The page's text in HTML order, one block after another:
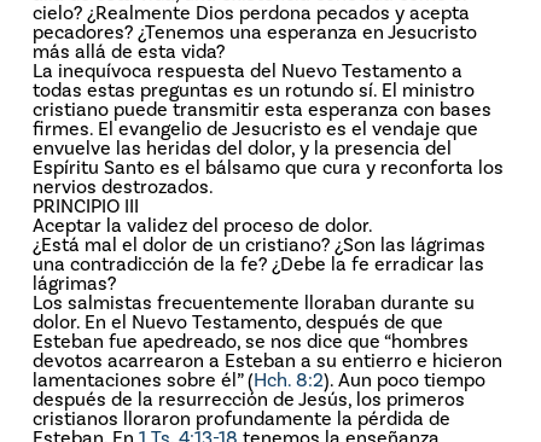
cielo? ¿Realmente Dios perdona pecados y acepta
pecadores? ¿Tenemos una esperanza en Jesucristo
más allá de esta vida?
La inequívoca respuesta del Nuevo Testamento a
todas estas preguntas es un rotundo sí. El ministro
cristiano puede transmitir esta esperanza con bases
firmes. El evangelio de Jesucristo es el vendaje que
envuelve las heridas del dolor, y la presencia del
Espíritu Santo es el bálsamo que cura y reconforta los
nervios destrozados.
PRINCIPIO III
Aceptar la validez del proceso de dolor.
¿Está mal el dolor de un cristiano? ¿Son las lágrimas
una contradicción de la fe? ¿Debe la fe erradicar las
lágrimas?
Los salmistas frecuentemente lloraban durante su
dolor. En el Nuevo Testamento, después de que
Esteban fue apedreado, se nos dice que “hombres
devotos acarrearon a Esteban a su entierro e hicieron
lamentaciones sobre él” (Hch. 8:2). Aun poco tiempo
después de la resurrección de Jesús, los primeros
cristianos lloraron profundamente la pérdida de